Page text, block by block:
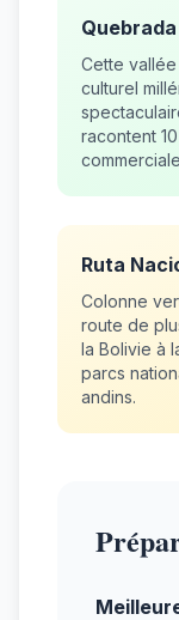
Cette
culturel
racontent
Ruta
Colonne
route de
la Bolivie à
parcs
andins.